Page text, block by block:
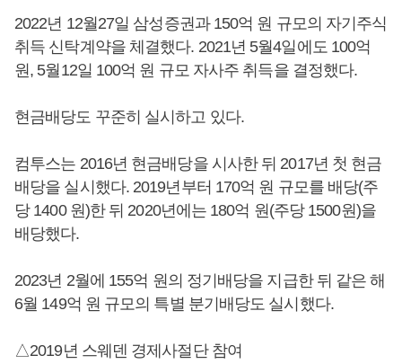
2022년 12월27일 삼성증권과 150억 원 규모의 자기주식
취득 신탁계약을 체결했다. 2021년 5월4일에도 100억
원, 5월12일 100억 원 규모 자사주 취득을 결정했다.
현금배당도 꾸준히 실시하고 있다.
컴투스는 2016년 현금배당을 시사한 뒤 2017년 첫 현금
배당을 실시했다. 2019년부터 170억 원 규모를 배당(주
당 1400 원)한 뒤 2020년에는 180억 원(주당 1500원)을
배당했다.
2023년 2월에 155억 원의 정기배당을 지급한 뒤 같은 해
6월 149억 원 규모의 특별 분기배당도 실시했다.
△2019년 스웨덴 경제사절단 참여